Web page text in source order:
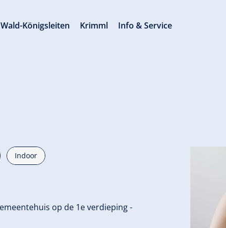
Indoor
op de 1e verdieping -
Wald-Königsleiten Krimml Info & Service